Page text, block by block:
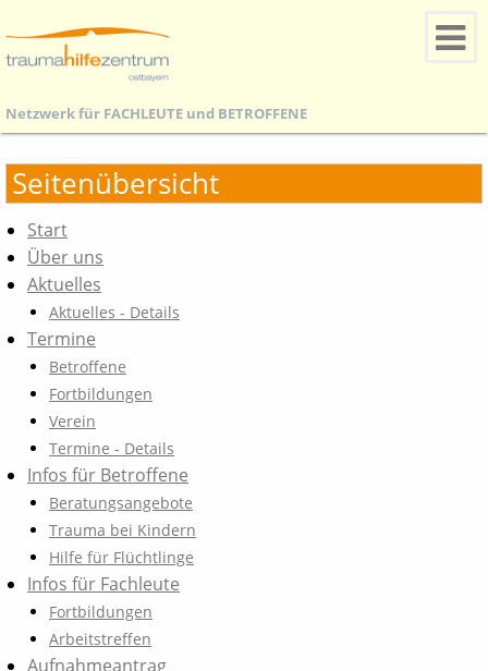
Netzwerk für FACHLEUTE und BETROFFENE
Seitenübersicht
Start
Über uns
Aktuelles
Aktuelles - Details
Termine
Betroffene
Fortbildungen
Verein
Termine - Details
Infos für Betroffene
Beratungsangebote
Trauma bei Kindern
Hilfe für Flüchtlinge
Infos für Fachleute
Fortbildungen
Arbeitstreffen
Aufnahmeantrag